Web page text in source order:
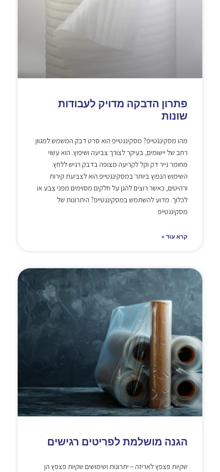
פתרון הדבקה מדויק לעבודות
שונות
מהו מסקינגטייפ? מסקינגטייפ הוא סרט דבק המשמש למגוון
רחב של יישומים, בעיקר לצורך צביעה ושיפוץ. הוא עשוי
מחומר נייר דק וקל לקריעה מצופה בדבק רגיש ללחץ.
השימוש הנפוץ ביותר במסקינגטייפ הוא לצביעת קירות
ורהיטים, כאשר רוצים להגן על חלקים מסוימים מפני צבע או
לכלוך. מדוע להשתמש במסקינגטייפ? היתרונות של
מסקינגטייפ
קרא עוד »
הגנה מושלמת לפריטים רגישים
שקיות פצפץ לאריזה – יתרונות ושימושים שקיות פצפץ הן